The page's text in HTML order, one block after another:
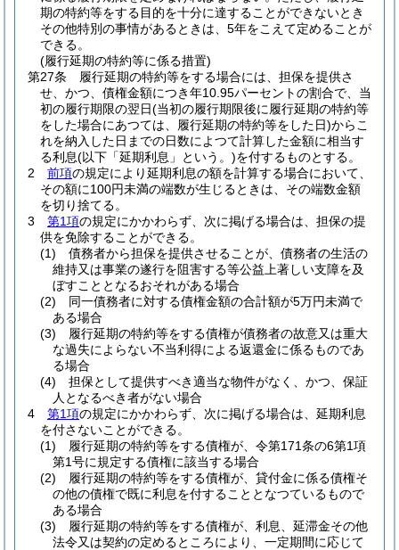
期の特約等をする目的を十分に達することができないとき
その他特別の事情があるときは、5年をこえて定めることが
できる。
(履行延期の特約等に係る措置)
第27条
履行延期の特約等をする場合には、担保を提供さ
せ、かつ、債権金額につき年10.95パーセントの割合で、当
初の履行期限の翌日(当初の履行期限後に履行延期の特約等
をした場合にあつては、履行延期の特約等をした日)からこ
れを納入した日までの日数によつて計算した金額に相当す
る利息(以下「延期利息」という。)を付するものとする。
2
前項の規定により延期利息の額を計算する場合において、
その額に100円未満の端数が生じるときは、その端数金額
を切り捨てる。
3
第1項の規定にかかわらず、次に掲げる場合は、担保の提
供を免除することができる。
(1)
債務者から担保を提供させることが、債務者の生活の
維持又は事業の遂行を阻害する等公益上著しい支障を及
ぼすこととなるおそれがある場合
(2)
同一債務者に対する債権金額の合計額が5万円未満で
ある場合
(3)
履行延期の特約等をする債権が債務者の故意又は重大
な過失によらない不当利得による返還金に係るものであ
る場合
(4)
担保として提供すべき適当な物件がなく、かつ、保証
人となるべき者がない場合
4
第1項の規定にかかわらず、次に掲げる場合は、延期利息
を付さないことができる。
(1)
履行延期の特約等をする債権が、令第171条の6第1項
第1号に規定する債権に該当する場合
(2)
履行延期の特約等をする債権が、貸付金に係る債権そ
の他の債権で既に利息を付することとなつているもので
ある場合
(3)
履行延期の特約等をする債権が、利息、延滞金その他
法令又は契約の定めるところにより、一定期間に応じて